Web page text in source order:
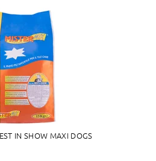
IN SHOW MAXI DOGS